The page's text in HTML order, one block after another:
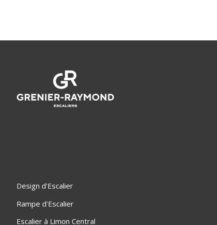
Design d'Escalier
Rampe d'Escalier
Escalier à Limon Central